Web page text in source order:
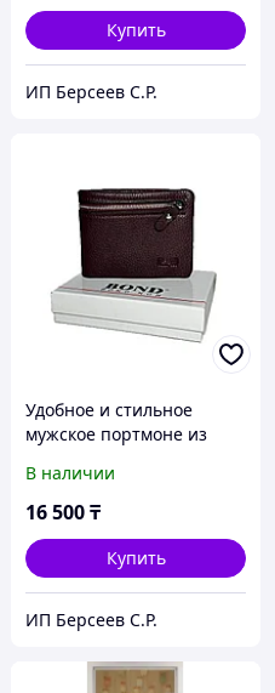
Купить
ИП Берсеев С.Р.
Удобное и стильное
мужское портмоне из
турецкого бренда "Bond
Non".
В наличии
16 500₸
Купить
ИП Берсеев С.Р.